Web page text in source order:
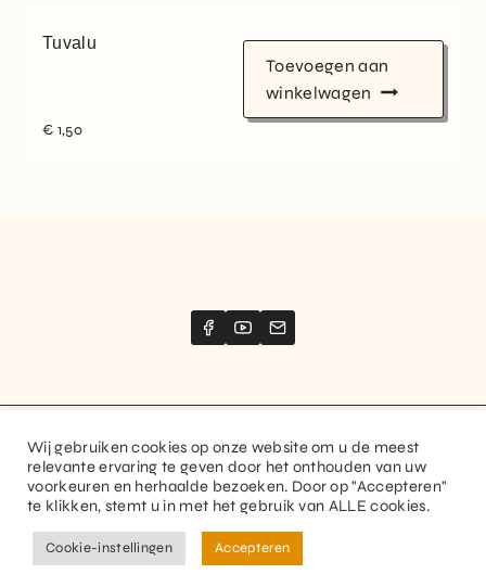
Tuvalu
€ 1,50
Toevoegen aan
winkelwagen
Website created byStimize
© 2026 Guitaranthem. All rights reserved.
Privacy Policy Terms and Conditions
Wij gebruiken cookies op onze website om u de meest
relevante ervaring te geven door het onthouden van uw
voorkeuren en herhaalde bezoeken. Door op "Accepteren"
te klikken, stemt u in met het gebruik van ALLE cookies.
Cookie-instellingen Accepteren